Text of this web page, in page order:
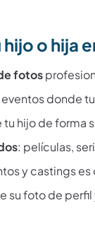
o hija
fotos
donde
tu hijo de forma
: películas,
y castings
su foto de